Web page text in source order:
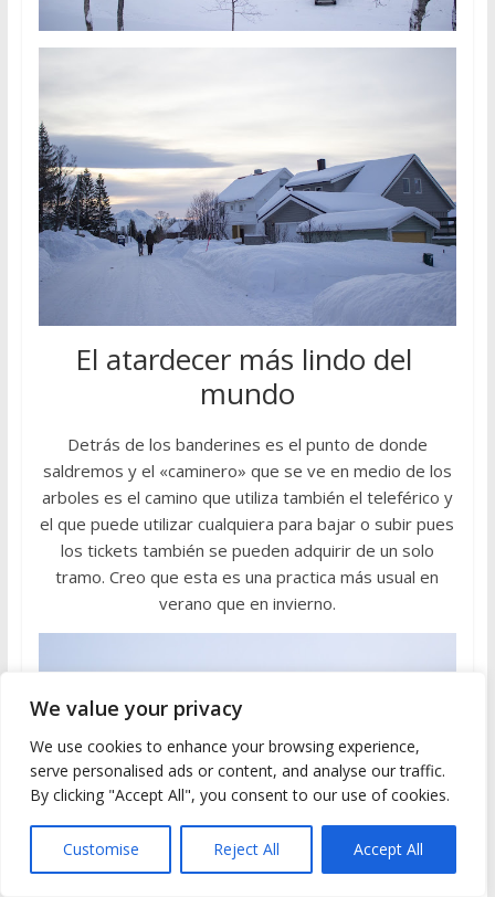
We value your privacy
We use cookies to enhance your browsing experience,
serve personalised ads or content, and analyse our traffic.
By clicking "Accept All", you consent to our use of cookies.
Customise Reject All Accept All
El atardecer más lindo del
mundo
Detrás de los banderines es el punto de donde
saldremos y el «caminero» que se ve en medio de los
arboles es el camino que utiliza también el teleférico y
el que puede utilizar cualquiera para bajar o subir pues
los tickets también se pueden adquirir de un solo
tramo. Creo que esta es una practica más usual en
verano que en invierno.